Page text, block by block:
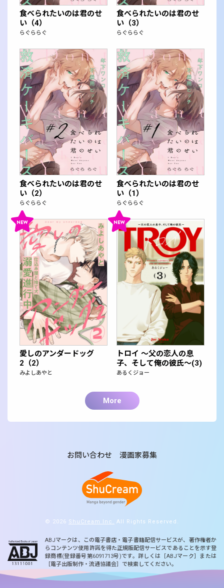
食べられたいのは君のせ
い（4）
らぐららぐ
食べられたいのは君のせ
い（3）
らぐららぐ
食べられたいのは君のせ
い（2）
らぐららぐ
食べられたいのは君のせ
い（1）
らぐららぐ
愛しのアンダードッグ
2（2）
みよしあやと
トロイ ～父の恋人の息
子、そして俺の彼氏～(3)
あるくジョー
More
お問い合わせ 漫画家募集
© 2026 ShuCream Inc. All Rights Reserved.
ABJマークは、この電子書店・電子書籍配信サービスが、著作権者か
らコンテンツ使用許諾を得た正規版配信サービスであることを示す登
録商標(登録番号第6091713号)です。詳しくは［ABJマーク］または
［電子出版制作・流通協議会］で検索してください。